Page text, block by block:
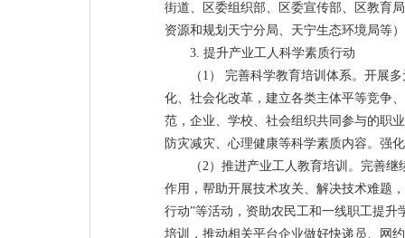
街道、区委组织部、区委宣传部、区教育
资源和规划天宁分局、天宁生态环境局等）
3. 提升产业工人科学素质行动
（1） 完善科学教育培训体系。开展
化、社会化改革，建立各类主体平等竞争
范，企业、学校、社会组织共同参与的职
防灾减灾、心理健康等科学素质内容。强
（2）推进产业工人教育培训。完善
作用，帮助开展技术攻关、解决技术难题
行动”等活动，资助农民工和一线职工提
培训，推动相关平台企业做好快递员、网